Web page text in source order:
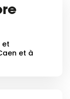
et
et à